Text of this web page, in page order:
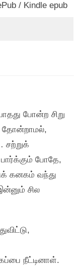
/ Kindle epub
போன்ற சிறு
தோன்றாமல்‌,
சற்றுக்‌
பார்க்கும்‌ போதே,
கனகம்‌ வந்து
சில
நீட்டினாள்‌.